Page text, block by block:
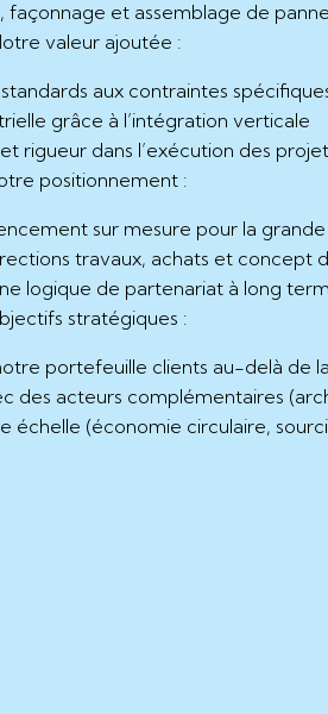
façonnage et assemblage de
valeur ajoutée :
aux contraintes
grâce à l’intégration verticale
rigueur dans l’exécution des
positionnement :
sur mesure pour la
travaux, achats et concept
logique de partenariat à long
stratégiques :
portefeuille clients au-delà de
des acteurs complémentaires
échelle (économie circulaire,